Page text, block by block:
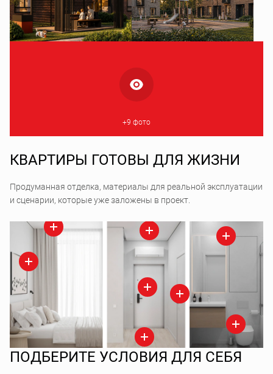
+9 фото
КВАРТИРЫ ГОТОВЫ ДЛЯ ЖИЗНИ
Продуманная отделка, материалы для реальной эксплуатации
и сценарии, которые уже заложены в проект.
ПОДБЕРИТЕ УСЛОВИЯ ДЛЯ СЕБЯ